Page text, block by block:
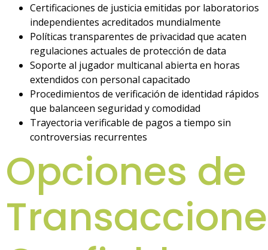
Certificaciones de justicia emitidas por laboratorios
independientes acreditados mundialmente
Políticas transparentes de privacidad que acaten
regulaciones actuales de protección de data
Soporte al jugador multicanal abierta en horas
extendidos con personal capacitado
Procedimientos de verificación de identidad rápidos
que balanceen seguridad y comodidad
Trayectoria verificable de pagos a tiempo sin
controversias recurrentes
Opciones de